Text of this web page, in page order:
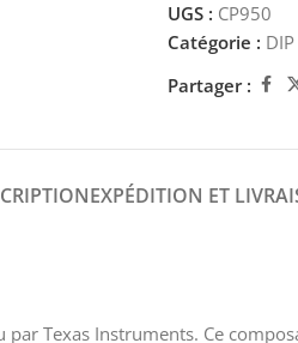
UGS : CP950
Catégorie :
Partager :
EXPÉDITION ET
Texas Instruments. Ce